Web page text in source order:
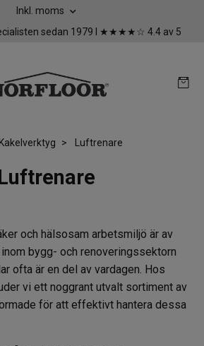
Inkl. moms
sedan 1979 I ★★★★☆ 4.4 av 5
Kakelverktyg Luftrenare
och hälsosam arbetsmiljö är av
bygg- och renoveringssektorn
ofta är en del av vardagen. Hos
vi ett noggrant utvalt sortiment av
för att effektivt hantera dessa